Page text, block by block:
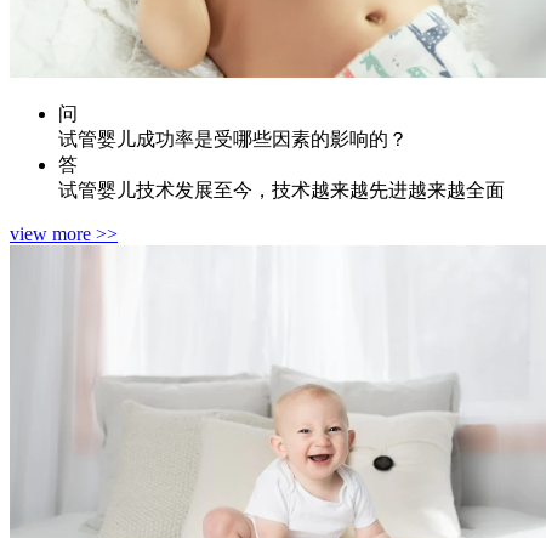
问
试管婴儿成功率是受哪些因素的影响的？
答
试管婴儿技术发展至今，技术越来越先进越来越全面
view more >>